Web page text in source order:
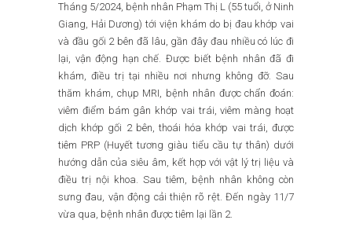
Tháng 5/2024, bệnh nhân Phạm Thị L (55 tuổi, ở Ninh
Giang, Hải Dương) tới viện khám do bị đau khớp vai
và đầu gối 2 bên đã lâu, gần đây đau nhiều có lúc đi
lại, vận động hạn chế. Được biết bệnh nhân đã đi
khám, điều trị tại nhiều nơi nhưng không đỡ. Sau
thăm khám, chụp MRI, bệnh nhân được chẩn đoán:
viêm điểm bám gân khớp vai trái, viêm màng hoạt
dịch khớp gối 2 bên, thoái hóa khớp vai trái, được
tiêm PRP (Huyết tương giàu tiểu cầu tự thân) dưới
hướng dẫn của siêu âm, kết hợp với vật lý trị liệu và
điều trị nội khoa. Sau tiêm, bệnh nhân không còn
sưng đau, vận động cải thiện rõ rệt. Đến ngày 11/7
vừa qua, bệnh nhân được tiêm lại lần 2.